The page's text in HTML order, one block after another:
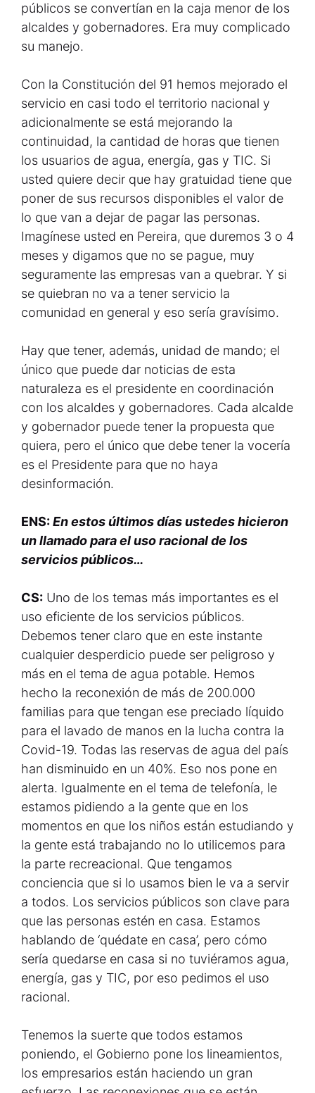
públicos se convertían en la caja menor de los
alcaldes y gobernadores. Era muy complicado
su manejo.
Con la Constitución del 91 hemos mejorado el
servicio en casi todo el territorio nacional y
adicionalmente se está mejorando la
continuidad, la cantidad de horas que tienen
los usuarios de agua, energía, gas y TIC. Si
usted quiere decir que hay gratuidad tiene que
poner de sus recursos disponibles el valor de
lo que van a dejar de pagar las personas.
Imagínese usted en Pereira, que duremos 3 o 4
meses y digamos que no se pague, muy
seguramente las empresas van a quebrar. Y si
se quiebran no va a tener servicio la
comunidad en general y eso sería gravísimo.
Hay que tener, además, unidad de mando; el
único que puede dar noticias de esta
naturaleza es el presidente en coordinación
con los alcaldes y gobernadores. Cada alcalde
y gobernador puede tener la propuesta que
quiera, pero el único que debe tener la vocería
es el Presidente para que no haya
desinformación.
ENS: En estos últimos días ustedes hicieron
un llamado para el uso racional de los
servicios públicos…
CS: Uno de los temas más importantes es el
uso eficiente de los servicios públicos.
Debemos tener claro que en este instante
cualquier desperdicio puede ser peligroso y
más en el tema de agua potable. Hemos
hecho la reconexión de más de 200.000
familias para que tengan ese preciado líquido
para el lavado de manos en la lucha contra la
Covid-19. Todas las reservas de agua del país
han disminuido en un 40%. Eso nos pone en
alerta. Igualmente en el tema de telefonía, le
estamos pidiendo a la gente que en los
momentos en que los niños están estudiando y
la gente está trabajando no lo utilicemos para
la parte recreacional. Que tengamos
conciencia que si lo usamos bien le va a servir
a todos. Los servicios públicos son clave para
que las personas estén en casa. Estamos
hablando de ‘quédate en casa’, pero cómo
sería quedarse en casa si no tuviéramos agua,
energía, gas y TIC, por eso pedimos el uso
racional.
Tenemos la suerte que todos estamos
poniendo, el Gobierno pone los lineamientos,
los empresarios están haciendo un gran